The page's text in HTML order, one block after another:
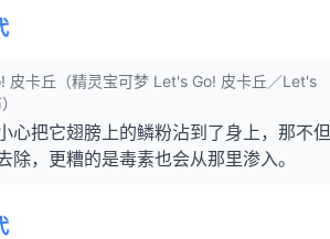
皮卡丘（精灵宝可梦 Let's Go! 皮卡丘／Let's
心把它翅膀上的鳞粉沾到了身上，那不但
除，更糟的是毒素也会从那里渗入。